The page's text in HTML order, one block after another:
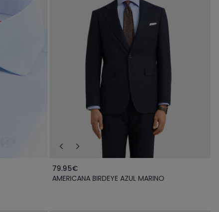
79.95€
AMERICANA BIRDEYE AZUL MARINO